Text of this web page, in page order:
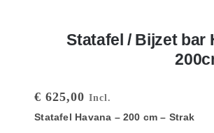
Statafel / Bijzet bar
€ 625,00 Incl.
Statafel Havana – 200 cm – Strak